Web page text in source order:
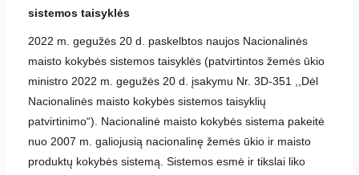
sistemos taisyklės
2022 m. gegužės 20 d. paskelbtos naujos Nacionalinės
maisto kokybės sistemos taisyklės (patvirtintos žemės ūkio
ministro 2022 m. gegužės 20 d. įsakymu Nr. 3D-351 ,,Dėl
Nacionalinės maisto kokybės sistemos taisyklių
patvirtinimo“). Nacionalinė maisto kokybės sistema pakeitė
nuo 2007 m. galiojusią nacionalinę žemės ūkio ir maisto
produktų kokybės sistemą. Sistemos esmė ir tikslai liko